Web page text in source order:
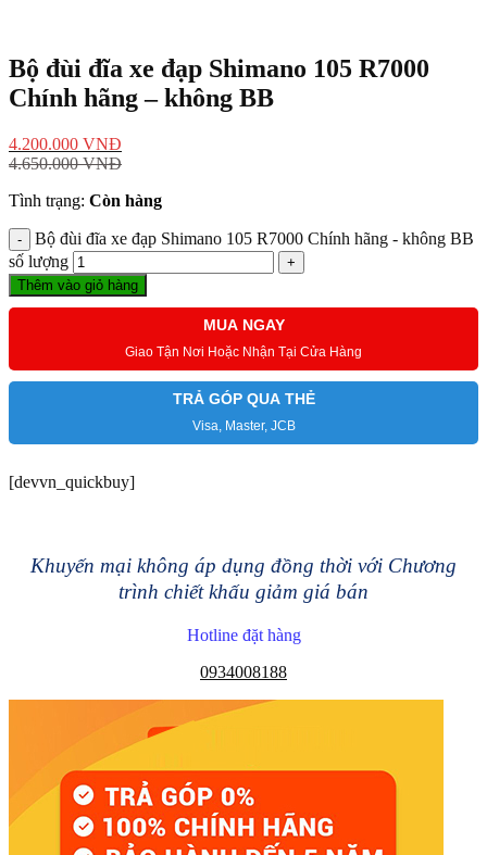
Bộ đùi đĩa xe đạp Shimano 105 R7000
Chính hãng – không BB
4.200.000 VNĐ
4.650.000VNĐ
Tình trạng: Còn hàng
Bộ đùi đĩa xe đạp Shimano 105 R7000 Chính hãng - không BB
số lượng
Thêm vào giỏ hàng
MUA NGAY
Giao Tận Nơi Hoặc Nhận Tại Cửa Hàng
TRẢ GÓP QUA THẺ
Visa, Master, JCB
[devvn_quickbuy]
Khuyến mại không áp dụng đồng thời với Chương
trình chiết khấu giảm giá bán
Hotline đặt hàng
0934008188